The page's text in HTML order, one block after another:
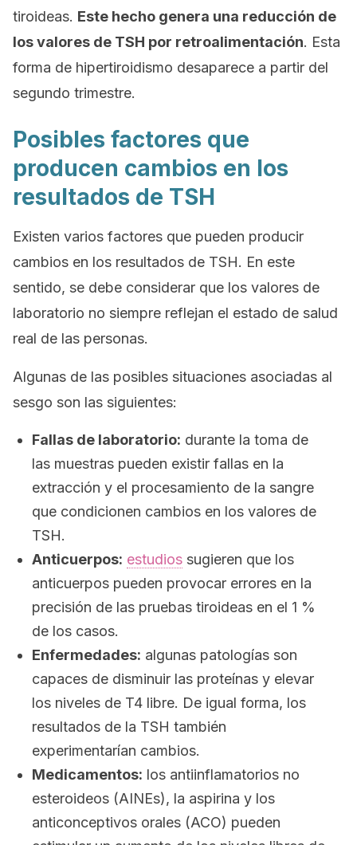
tiroideas. Este hecho genera una reducción de
los valores de TSH por retroalimentación. Esta
forma de hipertiroidismo desaparece a partir del
segundo trimestre.
Posibles factores que
producen cambios en los
resultados de TSH
Existen varios factores que pueden producir
cambios en los resultados de TSH. En este
sentido, se debe considerar que los valores de
laboratorio no siempre reflejan el estado de salud
real de las personas.
Algunas de las posibles situaciones asociadas al
sesgo son las siguientes:
Fallas de laboratorio: durante la toma de
las muestras pueden existir fallas en la
extracción y el procesamiento de la sangre
que condicionen cambios en los valores de
TSH.
Anticuerpos: estudios sugieren que los
anticuerpos pueden provocar errores en la
precisión de las pruebas tiroideas en el 1 %
de los casos.
Enfermedades: algunas patologías son
capaces de disminuir las proteínas y elevar
los niveles de T4 libre. De igual forma, los
resultados de la TSH también
experimentarían cambios.
Medicamentos: los antiinflamatorios no
esteroideos (AINEs), la aspirina y los
anticonceptivos orales (ACO) pueden